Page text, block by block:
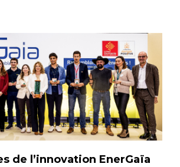
de l’innovation EnerGaïa